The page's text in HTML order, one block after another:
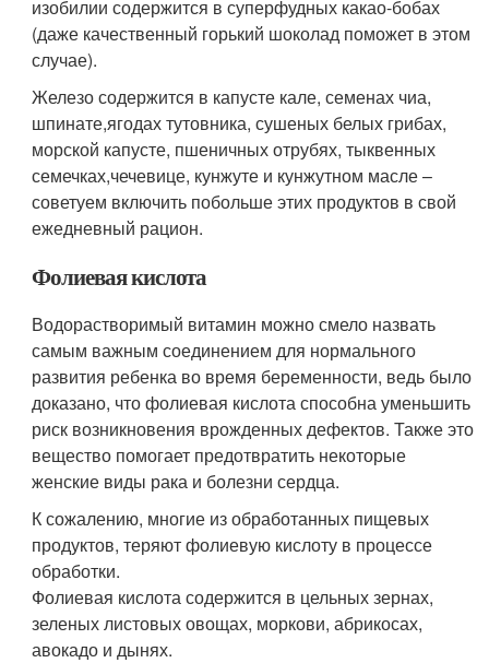
изобилии содержится в суперфудных какао-бобах
(даже качественный горький шоколад поможет в этом
случае).
Железо содержится в капусте кале, семенах чиа,
шпинате,ягодах тутовника, сушеных белых грибах,
морской капусте, пшеничных отрубях, тыквенных
семечках,чечевице, кунжуте и кунжутном масле –
советуем включить побольше этих продуктов в свой
ежедневный рацион.
Фолиевая кислота
Водорастворимый витамин можно смело назвать
самым важным соединением для нормального
развития ребенка во время беременности, ведь было
доказано, что фолиевая кислота способна уменьшить
риск возникновения врожденных дефектов. Также это
вещество помогает предотвратить некоторые
женские виды рака и болезни сердца.
К сожалению, многие из обработанных пищевых
продуктов, теряют фолиевую кислоту в процессе
обработки.
Фолиевая кислота содержится в цельных зернах,
зеленых листовых овощах, моркови, абрикосах,
авокадо и дынях.